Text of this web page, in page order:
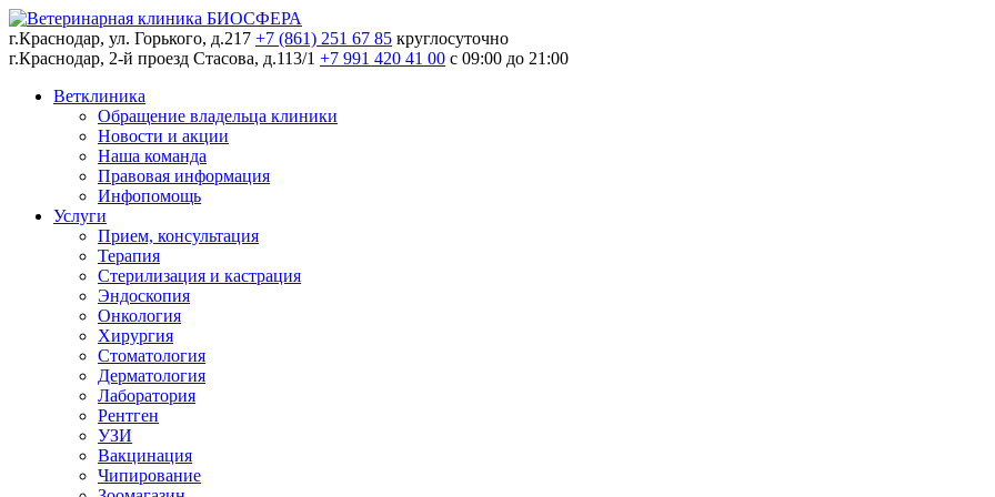
г.Краснодар, ул. Горького, д.217 +7 (861) 251 67 85 круглосуточно
г.Краснодар, 2-й проезд Стасова, д.113/1 +7 991 420 41 00 c 09:00 до 21:00
Ветклиника
Обращение владельца клиники
Новости и акции
Наша команда
Правовая информация
Инфопомощь
Услуги
Прием, консультация
Терапия
Стерилизация и кастрация
Эндоскопия
Онкология
Хирургия
Стоматология
Дерматология
Лаборатория
Рентген
УЗИ
Вакцинация
Чипирование